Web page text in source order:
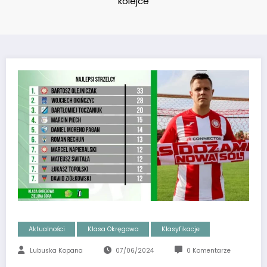
Aktualności Klasa Okręgowa Klasyfikacje
Lubuska Kopana 07/06/2024 0 Komentarze